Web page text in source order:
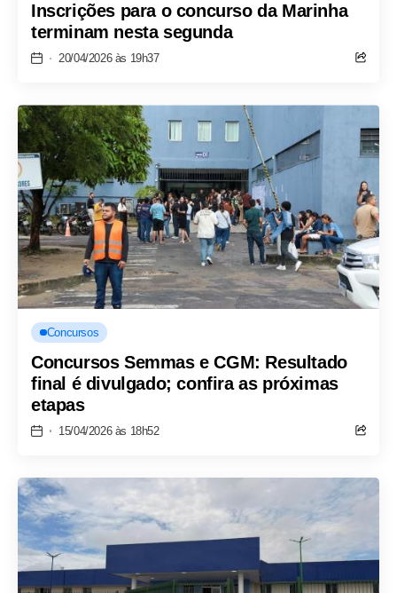
Inscrições para o concurso da Marinha
terminam nesta segunda
20/04/2026 às 19h37
Concursos
Concursos Semmas e CGM: Resultado
final é divulgado; confira as próximas
etapas
15/04/2026 às 18h52